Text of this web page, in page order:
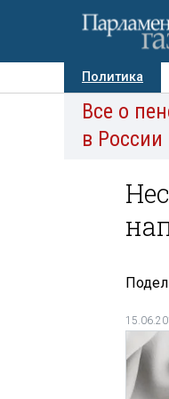
Политика
Авторы
Все о
в России